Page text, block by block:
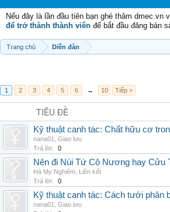
Nếu đây là lần đầu tiên bạn ghé thăm
để trở thành thành viên để bắt đầu đăng bán
Trang chủ Diễn đàn
1 2 3 4 5 6 → 10 Tiếp >
TIÊU ĐỀ
Kỹ thuật canh tác: Chất hữu cơ
nana01
Giao lưu
Trả lời:
0
Nên đi Núi Tứ Cô Nương hay Cửu
Hà My Nghiêm Liên kết
Trả lời:
0
Kỹ thuật canh tác: Cách tưới phân
nana01
Giao lưu